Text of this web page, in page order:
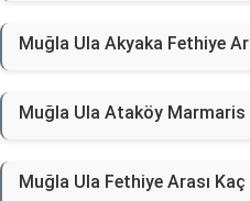
Muğla Ula Akyaka Fethiye
Muğla Ula Ataköy Marmaris
Muğla Ula Fethiye Arası Kaç